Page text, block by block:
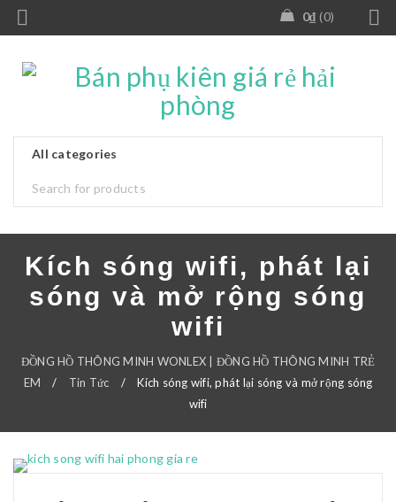
0₫ 0
Kích sóng wifi, phát lại
sóng và mở rộng sóng
wifi
ĐỒNG HỒ THÔNG MINH WONLEX | ĐỒNG HỒ THÔNG MINH TRẺ
EM
/ Tin Tức /
Kích sóng wifi, phát lại sóng và mở rộng sóng
wifi